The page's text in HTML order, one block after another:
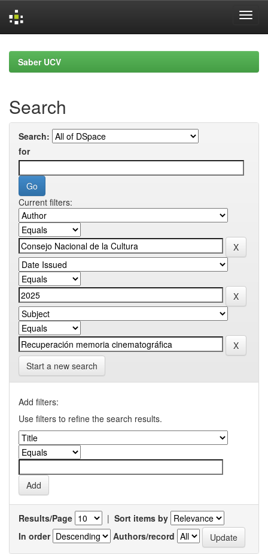
navigationSaber UCV
Search
Search:
for
Current filters:
Start a new search
Add filters:
Use filters to refine the search results.
Results/Page | Sort items by
In order
Authors/record